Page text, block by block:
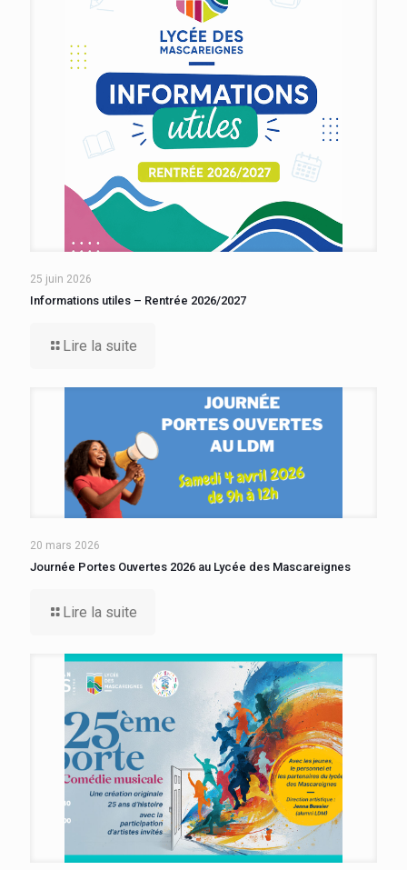
25 juin 2026
Informations utiles – Rentrée 2026/2027
Lire la suite
20 mars 2026
Journée Portes Ouvertes 2026 au Lycée des Mascareignes
Lire la suite